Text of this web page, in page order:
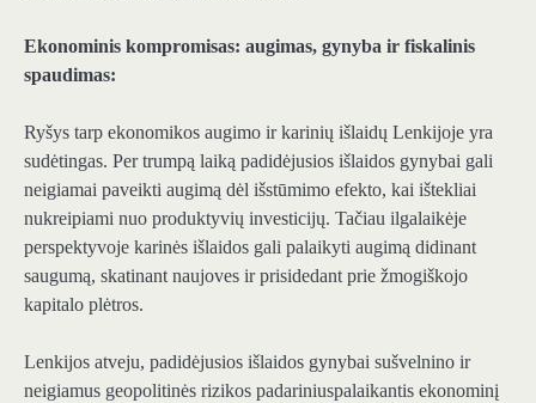
Ekonominis kompromisas: augimas, gynyba ir fiskalinis
spaudimas:
Ryšys tarp ekonomikos augimo ir karinių išlaidų Lenkijoje yra
sudėtingas. Per trumpą laiką padidėjusios išlaidos gynybai gali
neigiamai paveikti augimą dėl išstūmimo efekto, kai ištekliai
nukreipiami nuo produktyvių investicijų. Tačiau ilgalaikėje
perspektyvoje karinės išlaidos gali palaikyti augimą didinant
saugumą, skatinant naujoves ir prisidedant prie žmogiškojo
kapitalo plėtros.
Lenkijos atveju, padidėjusios išlaidos gynybai sušvelnino ir
neigiamus geopolitinės rizikos padariniuspalaikantis ekonominį